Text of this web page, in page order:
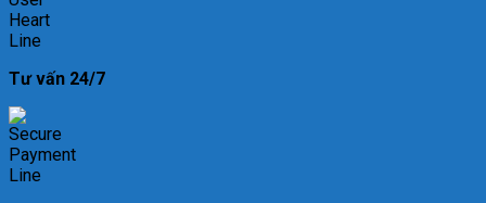
Tư vấn 24/7